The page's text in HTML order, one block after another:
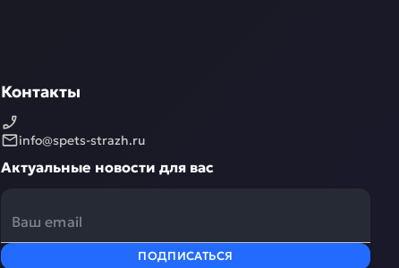
Контакты
info@spets-strazh.ru
Актуальные новости для вас
ПОДПИСАТЬСЯ